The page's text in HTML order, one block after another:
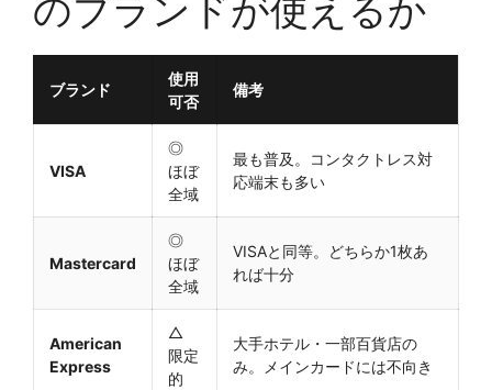
のブランドが使えるか
ブランド
使用
可否
備考
VISA
◎
ほぼ
全域
最も普及。コンタクトレス対
応端末も多い
Mastercard
◎
ほぼ
全域
VISAと同等。どちらか1枚あ
れば十分
American
Express
△
限定
的
大手ホテル・一部百貨店の
み。メインカードには不向き